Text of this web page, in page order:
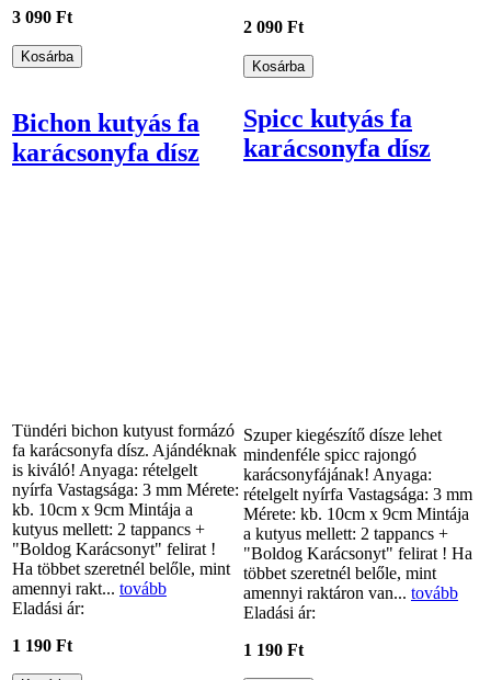
3 090 Ft
2 090 Ft
Bichon kutyás fa
karácsonyfa dísz
Tündéri bichon kutyust formázó
fa karácsonyfa dísz. Ajándéknak
is kiváló! Anyaga: rételgelt
nyírfa Vastagsága: 3 mm Mérete:
kb. 10cm x 9cm Mintája a
kutyus mellett: 2 tappancs +
"Boldog Karácsonyt" felirat !
Ha többet szeretnél belőle, mint
amennyi rakt... tovább
Eladási ár:
1 190 Ft
Spicc kutyás fa
karácsonyfa dísz
Szuper kiegészítő dísze lehet
mindenféle spicc rajongó
karácsonyfájának! Anyaga:
rételgelt nyírfa Vastagsága: 3 mm
Mérete: kb. 10cm x 9cm Mintája
a kutyus mellett: 2 tappancs +
"Boldog Karácsonyt" felirat ! Ha
többet szeretnél belőle, mint
amennyi raktáron van... tovább
Eladási ár:
1 190 Ft